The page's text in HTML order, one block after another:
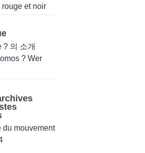
rouge et noir
? 의 소개
? Wer
du mouvement